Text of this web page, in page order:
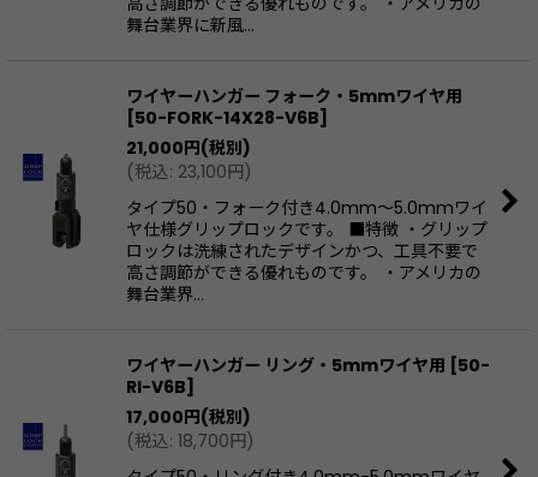
舞台業界に新風…
ワイヤーハンガー フォーク・5mmワイヤ用
[50-FORK-14X28-V6B]
21,000円(税別)
(税込: 23,100円)
タイプ50・フォーク付き4.0mm〜5.0mmワイ
ヤ仕様グリップロックです。 ■特徴 ・グリップ
ロックは洗練されたデザインかつ、工具不要で
高さ調節ができる優れものです。 ・アメリカの
舞台業界…
ワイヤーハンガー リング・5mmワイヤ用 [50-
RI-V6B]
17,000円(税別)
(税込: 18,700円)